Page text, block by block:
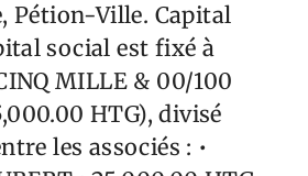
Pétion-Ville. Capital
social est fixé à
MILLE & 00/100
HTG), divisé
les associés : •